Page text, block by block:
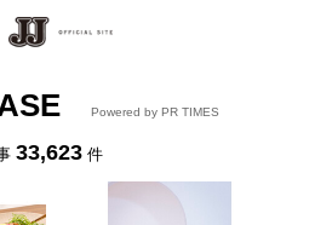
Powered by PR TIMES
33,623 件